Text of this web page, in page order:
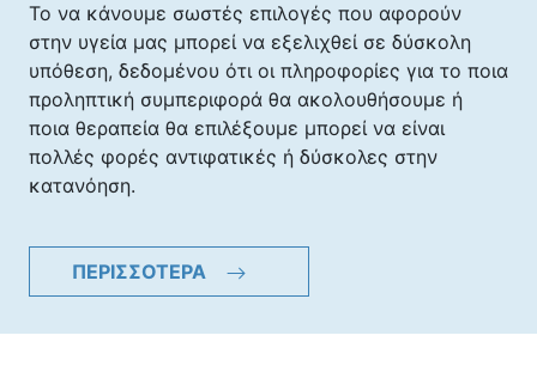
Το να κάνουμε σωστές επιλογές που αφορούν
στην υγεία μας μπορεί να εξελιχθεί σε δύσκολη
υπόθεση, δεδομένου ότι οι πληροφορίες για το ποια
προληπτική συμπεριφορά θα ακολουθήσουμε ή
ποια θεραπεία θα επιλέξουμε μπορεί να είναι
πολλές φορές αντιφατικές ή δύσκολες στην
κατανόηση.
ΠΕΡΙΣΣΟΤΕΡΑ